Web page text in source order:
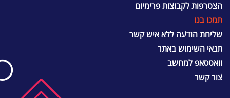
הצטרפות לקבוצות פרימיום
תמכו בנו
שליחת הודעה ללא איש קשר
תנאי השימוש באתר
וואטסאפ למחשב
צור קשר